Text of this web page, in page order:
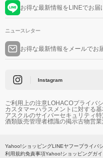
お得な最新情報をLINEでお届
ニュースレター
お得な最新情報をメールでお
Instagram
ご利用上の注意LOHACOプライバ
カスタマーハラスメントに対する
アスクルのサイバーセキュリティ
酒類販売管理者標識の掲示古物営
Yahoo!ショッピングLINEヤフープライバ
利用規約免責事項Yahoo!ショッピングガ